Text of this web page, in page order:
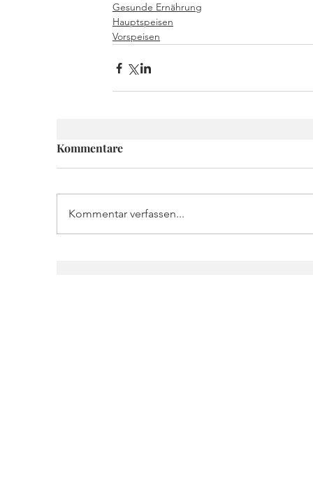
Gesunde Ernährung
Hauptspeisen
Vorspeisen
Kommentare
Kommentar verfassen...